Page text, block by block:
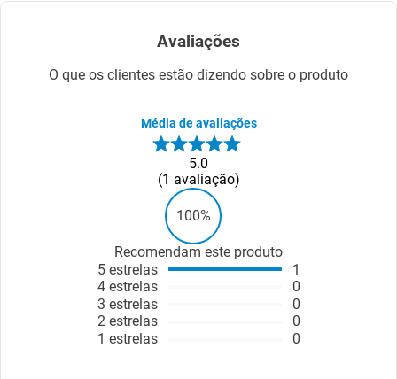
Avaliações
O que os clientes estão dizendo sobre o produto
Média de avaliações
5.0
1 avaliação
100%
Recomendam este produto
5 estrelas
4 estrelas
3 estrelas
2 estrelas
1 estrelas
1
0
0
0
0